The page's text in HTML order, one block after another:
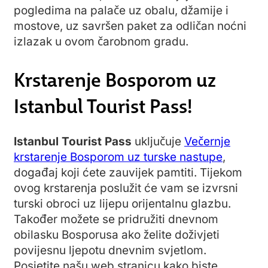
pogledima na palače uz obalu, džamije i
mostove, uz savršen paket za odličan noćni
izlazak u ovom čarobnom gradu.
Krstarenje Bosporom uz
Istanbul Tourist Pass!
Istanbul Tourist Pass uključuje Večernje
krstarenje Bosporom uz turske nastupe,
događaj koji ćete zauvijek pamtiti. Tijekom
ovog krstarenja poslužit će vam se izvrsni
turski obroci uz lijepu orijentalnu glazbu.
Također možete se pridružiti dnevnom
obilasku Bosporusa ako želite doživjeti
povijesnu ljepotu dnevnim svjetlom.